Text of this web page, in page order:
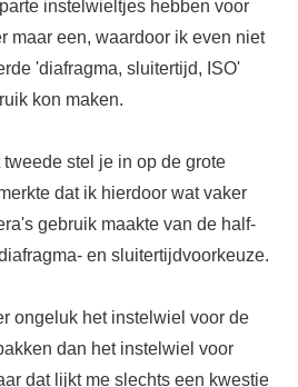
instelwieltjes hebben voor
maar een, waardoor ik even niet
'diafragma, sluitertijd, ISO'
kon maken.
stel je in op de grote
dat ik hierdoor wat vaker
gebruik maakte van de half-
en sluitertijdvoorkeuze.
ongeluk het instelwiel voor de
dan het instelwiel voor
dat lijkt me slechts een kwestie